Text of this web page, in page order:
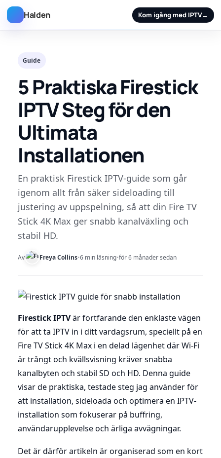
Halden Kom igång med IPTV→
Guide
5 Praktiska Firestick
IPTV Steg för den
Ultimata
Installationen
En praktisk Firestick IPTV-guide som går
igenom allt från säker sideloading till
justering av uppspelning, så att din Fire TV
Stick 4K Max ger snabb kanalväxling och
stabil HD.
Av Freya Collins•6 min läsning•för 6 månader sedan
Firestick IPTVär fortfarande den enklaste vägen
för att ta IPTV in i ditt vardagsrum, speciellt på en
Fire TV Stick 4K Max i en delad lägenhet där Wi-Fi
är trångt och kvällsvisning kräver snabba
kanalbyten och stabil SD och HD. Denna guide
visar de praktiska, testade steg jag använder för
att installation, sideloada och optimera en IPTV-
installation som fokuserar på buffring,
användarupplevelse och ärliga avvägningar.
Det är därför artikeln är organiserad som en kort